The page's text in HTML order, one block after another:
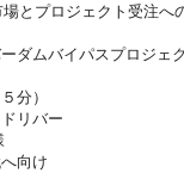
とプロジェクト受注へ
イパスプロジェク
）
バー
向け